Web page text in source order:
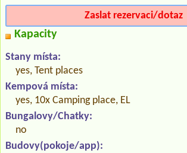
Zaslat rezervaci/dotaz
Kapacity
Stany místa:
yes, Tent places
Kempová místa:
yes, 10x Camping place, EL
Bungalovy/Chatky:
no
Budovy(pokoje/app):